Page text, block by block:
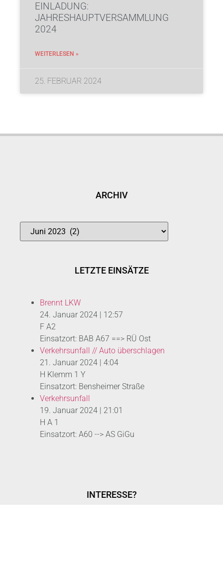
EINLADUNG:
JAHRESHAUPTVERSAMMLUNG
2024
WEITERLESEN »
25. FEBRUAR 2024
ARCHIV
LETZTE EINSÄTZE
Brennt LKW
24. Januar 2024 | 12:57
F A2
Einsatzort: BAB A67 ==> RÜ Ost
Verkehrsunfall // Auto überschlagen
21. Januar 2024 | 4:04
H Klemm 1 Y
Einsatzort: Bensheimer Straße
Verkehrsunfall
19. Januar 2024 | 21:01
H A 1
Einsatzort: A60 --> AS GiGu
INTERESSE?